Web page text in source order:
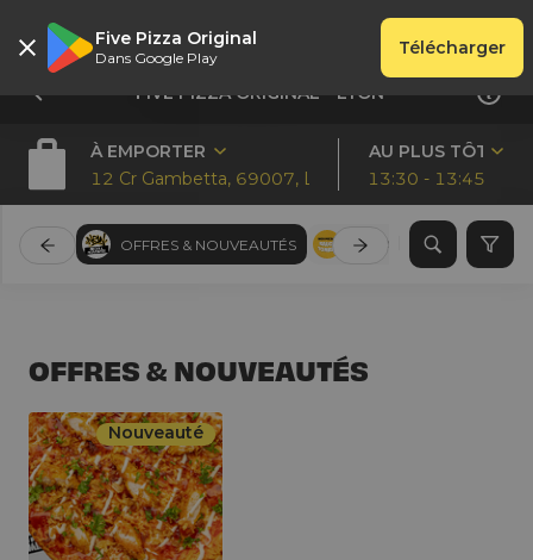
Five Pizza Original
Dans Google Play Télécharger
FIVE PIZZA ORIGINAL - LYON
À EMPORTER
12 Cr Gambetta, 69007, Lyon
AU PLUS TÔT
13:30 - 13:45
OFFRES & NOUVEAUTÉS PIZZAS SAUCE TOMATE
OFFRES & NOUVEAUTÉS
Nouveauté